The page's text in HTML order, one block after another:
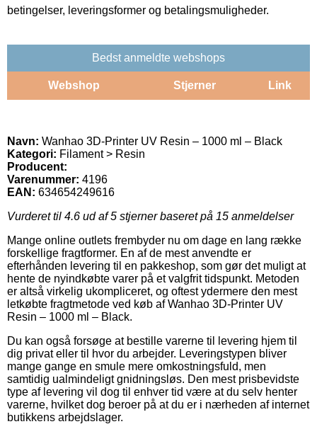
betingelser, leveringsformer og betalingsmuligheder.
Bedst anmeldte webshops
Webshop Stjerner Link
Navn: Wanhao 3D-Printer UV Resin – 1000 ml – Black
Kategori: Filament > Resin
Producent:
Varenummer: 4196
EAN: 634654249616
Vurderet til 4.6 ud af 5 stjerner baseret på 15 anmeldelser
Mange online outlets frembyder nu om dage en lang række
forskellige fragtformer. En af de mest anvendte er
efterhånden levering til en pakkeshop, som gør det muligt at
hente de nyindkøbte varer på et valgfrit tidspunkt. Metoden
er altså virkelig ukompliceret, og oftest ydermere den mest
letkøbte fragtmetode ved køb af Wanhao 3D-Printer UV
Resin – 1000 ml – Black.
Du kan også forsøge at bestille varerne til levering hjem til
dig privat eller til hvor du arbejder. Leveringstypen bliver
mange gange en smule mere omkostningsfuld, men
samtidig ualmindeligt gnidningsløs. Den mest prisbevidste
type af levering vil dog til enhver tid være at du selv henter
varerne, hvilket dog beroer på at du er i nærheden af internet
butikkens arbejdslager.